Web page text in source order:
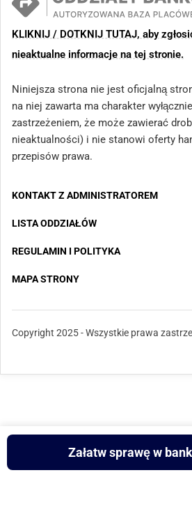
KLIKNIJ / DOTKNIJ TUTAJ, aby
nieaktualne informacje na tej stronie.
Niniejsza strona nie jest oficjalną
na niej zawarta ma charakter
zastrzeżeniem, że może zawierać
nieaktualności) i nie stanowi oferty
przepisów prawa.
KONTAKT Z ADMINISTRATOREM
LISTA ODDZIAŁÓW
REGULAMIN I POLITYKA
MAPA STRONY
Copyright 2025 - Wszystkie prawa
Załatw sprawę w